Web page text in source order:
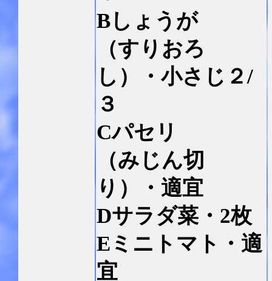
Bしょうが
（すりおろ
し）・小さじ２/
３
Cパセリ
（みじん切
り）・適宜
Dサラダ菜・2枚
Eミニトマト・適
宜